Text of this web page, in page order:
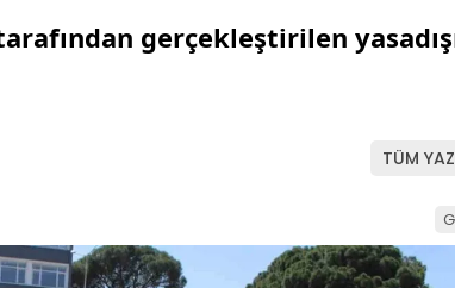
gerçekleştirilen
TÜM